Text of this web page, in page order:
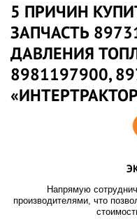
5 ПРИЧИН
ЗАПЧАСТЬ
ДАВЛЕНИЯ
8981197900,
Напрямую
производителями, что